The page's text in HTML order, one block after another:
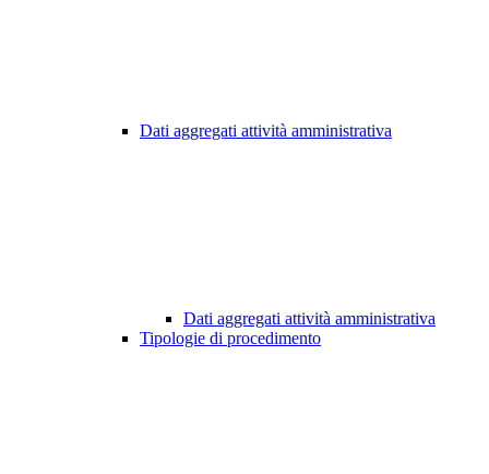
Dati aggregati attività amministrativa
Dati aggregati attività amministrativa
Tipologie di procedimento